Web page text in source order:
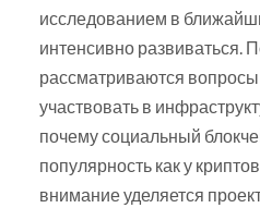
исследованием в
интенсивно развиваться.
рассматриваются
участвовать в
почему социальный
популярность как у
внимание уделяется